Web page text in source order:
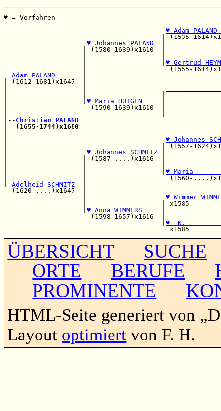
♥ =
♥ Adam
♥ Johannes PALAND
| (1580-
♥ Gertrud
|
Adam PALAND
| (1612-1681)x1647  |
|                   |
♥ Maria HUIGEN
|                     (1590-
|-- Christian PALAND
(1655-1744)x1680
♥ Johannes
|                                       |
♥ Johannes SCHMITZ
|                   | (1587-
♥
|                   |
Adelheid SCHMITZ
(1620-....)x1647  |
♥ Wimmer
|
♥ Anna WIMMERS
(1598-1657)x1616  |
♥
ÜBERSICHT
SUCHE
ORTE
BERUFE
PROMINENTE
HTML-Seite generiert von
Layout optimiert von F. H.